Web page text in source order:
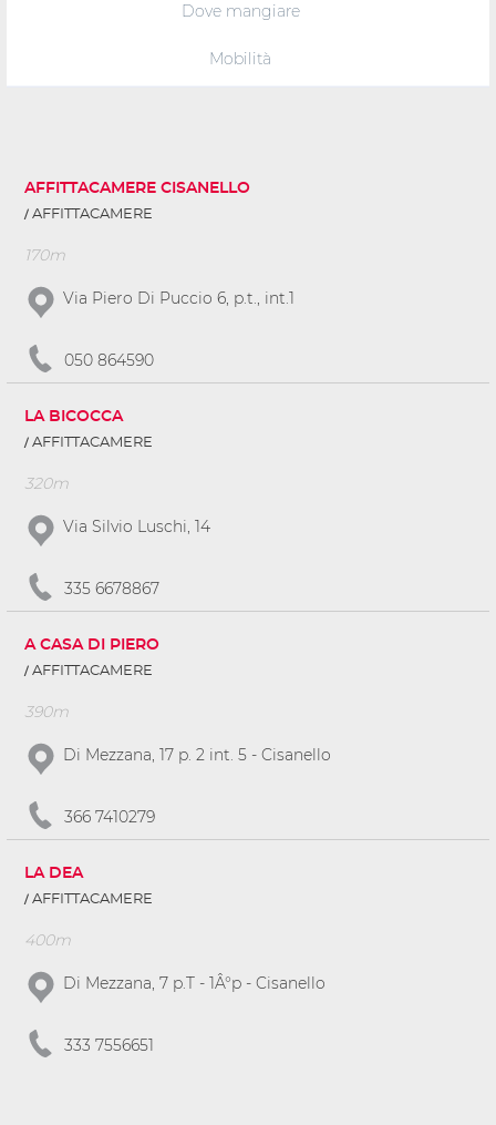
Dove mangiare
Mobilità
AFFITTACAMERE CISANELLO
AFFITTACAMERE
170m
Via Piero Di Puccio 6, p.t., int.1
050 864590
LA BICOCCA
AFFITTACAMERE
320m
Via Silvio Luschi, 14
335 6678867
A CASA DI PIERO
AFFITTACAMERE
390m
Di Mezzana, 17 p. 2 int. 5 - Cisanello
366 7410279
LA DEA
AFFITTACAMERE
400m
Di Mezzana, 7 p.T - 1Â°p - Cisanello
333 7556651